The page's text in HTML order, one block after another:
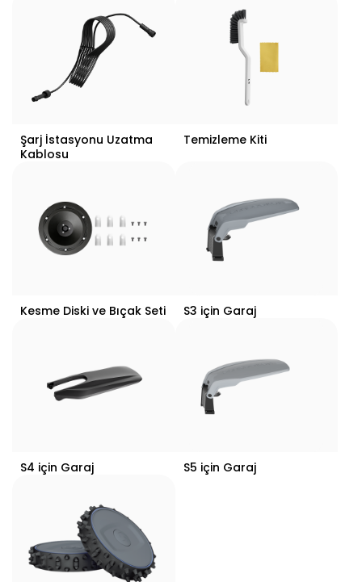
Şarj İstasyonu Uzatma
Kablosu
Temizleme Kiti
Kesme Diski ve Bıçak Seti S3 için Garaj
S4 için Garaj S5 için Garaj